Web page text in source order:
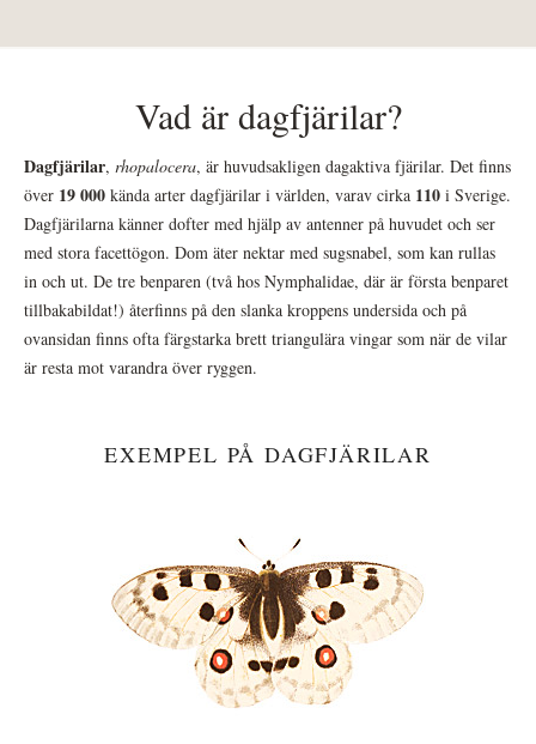
Vad är dagfjärilar?
Dagfjärilar, rhopalocera, är huvudsakligen dagaktiva fjärilar. Det finns
över 19 000 kända arter dagfjärilar i världen, varav cirka 110 i Sverige.
Dagfjärilarna känner dofter med hjälp av antenner på huvudet och ser
med stora facettögon. Dom äter nektar med sugsnabel, som kan rullas
in och ut. De tre benparen (två hos Nymphalidae, där är första benparet
tillbakabildat!) återfinns på den slanka kroppens undersida och på
ovansidan finns ofta färgstarka brett triangulära vingar som när de vilar
är resta mot varandra över ryggen.
EXEMPEL PÅ DAGFJÄRILAR